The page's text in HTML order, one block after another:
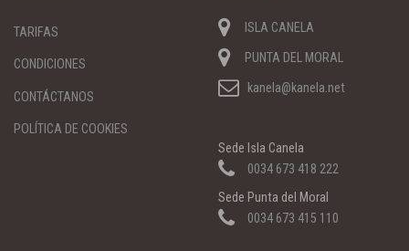
TARIFAS
CONDICIONES
CONTÁCTANOS
POLÍTICA DE COOKIES
ISLA CANELA
PUNTA DEL MORAL
kanela@kanela.net
Sede Isla Canela
0034 673 418 222
Sede Punta del Moral
0034 673 415 110